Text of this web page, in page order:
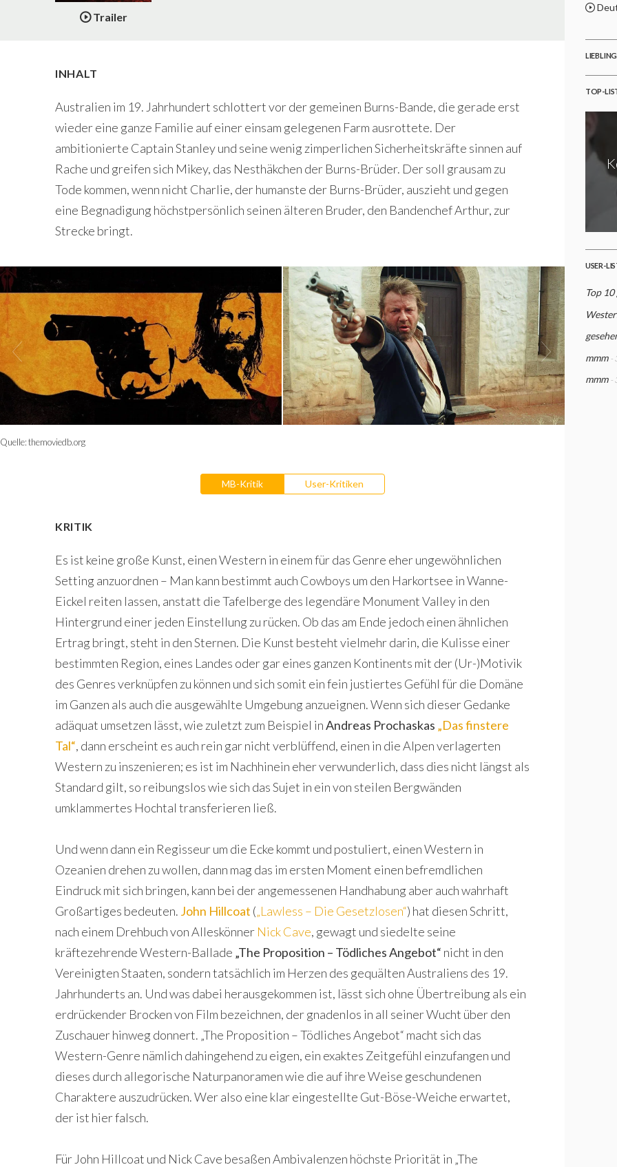
Trailer
INHALT
Australien im 19. Jahrhundert schlottert vor der gemeinen Burns-Bande, die gerade erst
wieder eine ganze Familie auf einer einsam gelegenen Farm ausrottete. Der
ambitionierte Captain Stanley und seine wenig zimperlichen Sicherheitskräfte sinnen auf
Rache und greifen sich Mikey, das Nesthäkchen der Burns-Brüder. Der soll grausam zu
Tode kommen, wenn nicht Charlie, der humanste der Burns-Brüder, auszieht und gegen
eine Begnadigung höchstpersönlich seinen älteren Bruder, den Bandenchef Arthur, zur
Strecke bringt.
Quelle:themoviedb.org
MB-Kritik User-Kritiken
KRITIK
Es ist keine große Kunst, einen Western in einem für das Genre eher ungewöhnlichen
Setting anzuordnen – Man kann bestimmt auch Cowboys um den Harkortsee in Wanne-
Eickel reiten lassen, anstatt die Tafelberge des legendäre Monument Valley in den
Hintergrund einer jeden Einstellung zu rücken. Ob das am Ende jedoch einen ähnlichen
Ertrag bringt, steht in den Sternen. Die Kunst besteht vielmehr darin, die Kulisse einer
bestimmten Region, eines Landes oder gar eines ganzen Kontinents mit der (Ur-)Motivik
des Genres verknüpfen zu können und sich somit ein fein justiertes Gefühl für die Domäne
im Ganzen als auch die ausgewählte Umgebung anzueignen. Wenn sich dieser Gedanke
adäquat umsetzen lässt, wie zuletzt zum Beispiel inAndreas Prochaskas „Das finstere
Tal“, dann erscheint es auch rein gar nicht verblüffend, einen in die Alpen verlagerten
Western zu inszenieren; es ist im Nachhinein eher verwunderlich, dass dies nicht längst als
Standard gilt, so reibungslos wie sich das Sujet in ein von steilen Bergwänden
umklammertes Hochtal transferieren ließ.
Und wenn dann ein Regisseur um die Ecke kommt und postuliert, einen Western in
Ozeanien drehen zu wollen, dann mag das im ersten Moment einen befremdlichen
Eindruck mit sich bringen, kann bei der angemessenen Handhabung aber auch wahrhaft
Großartiges bedeuten. John Hillcoat („Lawless – Die Gesetzlosen“) hat diesen Schritt,
nach einem Drehbuch von Alleskönner Nick Cave, gewagt und siedelte seine
kräftezehrende Western-Ballade „The Proposition – Tödliches Angebot“ nicht in den
Vereinigten Staaten, sondern tatsächlich im Herzen des gequälten Australiens des 19.
Jahrhunderts an. Und was dabei herausgekommen ist, lässt sich ohne Übertreibung als ein
erdrückender Brocken von Film bezeichnen, der gnadenlos in all seiner Wucht über den
Zuschauer hinweg donnert. „The Proposition – Tödliches Angebot“ macht sich das
Western-Genre nämlich dahingehend zu eigen, ein exaktes Zeitgefühl einzufangen und
dieses durch allegorische Naturpanoramen wie die auf ihre Weise geschundenen
Charaktere auszudrücken. Wer also eine klar eingestellte Gut-Böse-Weiche erwartet,
der ist hier falsch.
Für John Hillcoat und Nick Cave besaßen Ambivalenzen höchste Priorität in „The
TOP-
USER-
Top
mmm -
mmm -